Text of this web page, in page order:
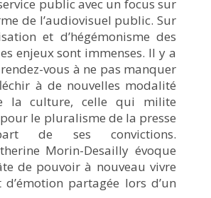
public avec un focus sur
de l’audiovisuel public. Sur
et d’hégémonisme des
enjeux sont immenses. Il y a
vous à ne pas manquer
à de nouvelles modalité
la culture, celle qui milite
le pluralisme de la presse
de ses convictions.
Morin-Desailly évoque
de pouvoir à nouveau vivre
partagée lors d’un